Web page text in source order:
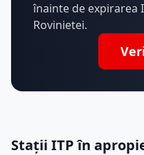
înainte de expirarea
Rovinietei.
Stații ITP în